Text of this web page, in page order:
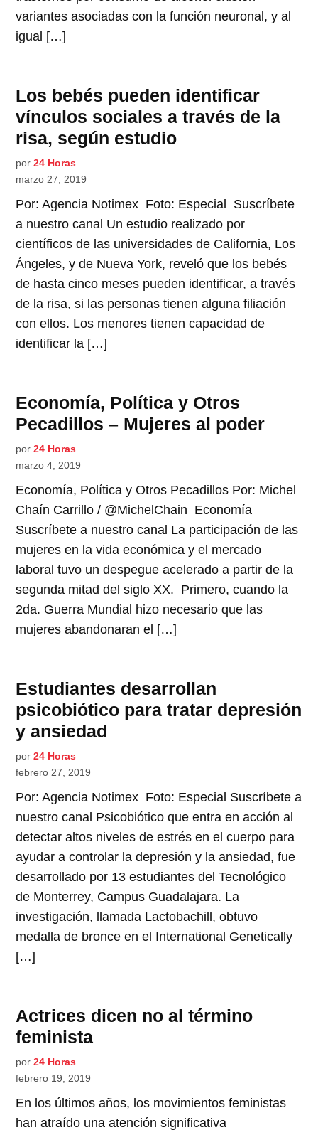
variantes asociadas con la función neuronal, y al
igual […]
Los bebés pueden identificar
vínculos sociales a través de la
risa, según estudio
por 24 Horas
marzo 27, 2019
Por: Agencia Notimex Foto: Especial Suscríbete
a nuestro canal Un estudio realizado por
científicos de las universidades de California, Los
Ángeles, y de Nueva York, reveló que los bebés
de hasta cinco meses pueden identificar, a través
de la risa, si las personas tienen alguna filiación
con ellos. Los menores tienen capacidad de
identificar la […]
Economía, Política y Otros
Pecadillos – Mujeres al poder
por 24 Horas
marzo 4, 2019
Economía, Política y Otros Pecadillos Por: Michel
Chaín Carrillo / @MichelChain Economía
Suscríbete a nuestro canal La participación de las
mujeres en la vida económica y el mercado
laboral tuvo un despegue acelerado a partir de la
segunda mitad del siglo XX. Primero, cuando la
2da. Guerra Mundial hizo necesario que las
mujeres abandonaran el […]
Estudiantes desarrollan
psicobiótico para tratar depresión
y ansiedad
por 24 Horas
febrero 27, 2019
Por: Agencia Notimex Foto: Especial Suscríbete a
nuestro canal Psicobiótico que entra en acción al
detectar altos niveles de estrés en el cuerpo para
ayudar a controlar la depresión y la ansiedad, fue
desarrollado por 13 estudiantes del Tecnológico
de Monterrey, Campus Guadalajara. La
investigación, llamada Lactobachill, obtuvo
medalla de bronce en el International Genetically
[…]
Actrices dicen no al término
feminista
por 24 Horas
febrero 19, 2019
En los últimos años, los movimientos feministas
han atraído una atención significativa